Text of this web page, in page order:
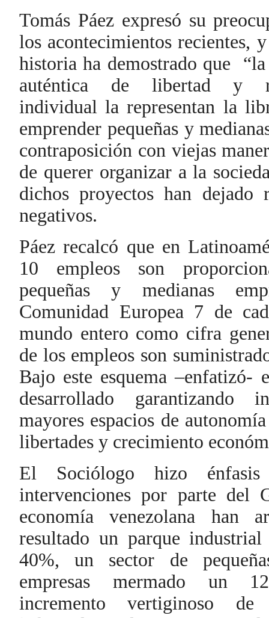
Tomás Páez expresó su
los acontecimientos recientes,
historia ha demostrado que
“la
auténtica de libertad y
individual la representan la
emprender pequeñas y
contraposición con viejas
de querer organizar a la
dichos proyectos han dejado
negativos.
Páez recalcó que en
10 empleos son
pequeñas y medianas
Comunidad Europea 7 de
mundo entero como cifra
de los empleos son
Bajo este esquema –enfatizó-
desarrollado garantizando
mayores espacios de
libertades y crecimiento
El Sociólogo hizo
intervenciones por parte del
economía venezolana han
resultado un parque
40%, un sector de
empresas mermado un
incremento vertiginoso